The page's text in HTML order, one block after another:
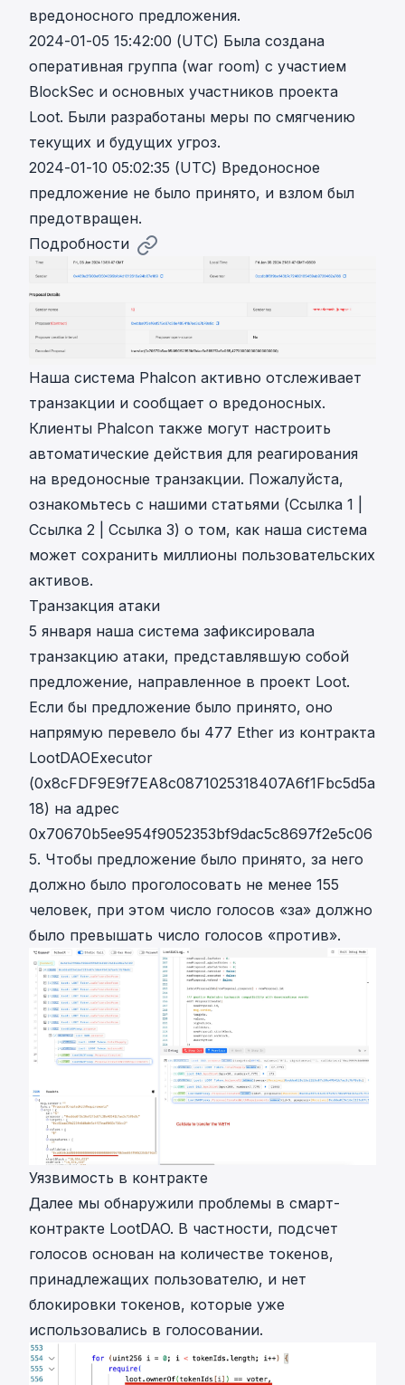
вредоносного предложения.
2024-01-05 15:42:00 (UTC) Была создана
оперативная группа (war room) с участием
BlockSec и основных участников проекта
Loot. Были разработаны меры по смягчению
текущих и будущих угроз.
2024-01-10 05:02:35 (UTC) Вредоносное
предложение не было принято, и взлом был
предотвращен.
Подробности
Наша система Phalcon активно отслеживает
транзакции и сообщает о вредоносных.
Клиенты Phalcon также могут настроить
автоматические действия для реагирования
на вредоносные транзакции. Пожалуйста,
ознакомьтесь с нашими статьями (Ссылка 1
Ссылка 2
Ссылка 3) о том, как наша система
может сохранить миллионы пользовательских
активов.
Транзакция атаки
5 января наша система зафиксировала
транзакцию атаки, представлявшую собой
предложение, направленное в проект Loot.
Если бы предложение было принято, оно
напрямую перевело бы 477 Ether из контракта
LootDAOExecutor
(0x8cFDF9E9f7EA8c0871025318407A6f1Fbc5d5a
18) на адрес
0x70670b5ee954f9052353bf9dac5c8697f2e5c06
5. Чтобы предложение было принято, за него
должно было проголосовать не менее 155
человек, при этом число голосов «за» должно
было превышать число голосов «против».
Уязвимость в контракте
Далее мы обнаружили проблемы в смарт-
контракте LootDAO. В частности, подсчет
голосов основан на количестве токенов,
принадлежащих пользователю, и нет
блокировки токенов, которые уже
использовались в голосовании.